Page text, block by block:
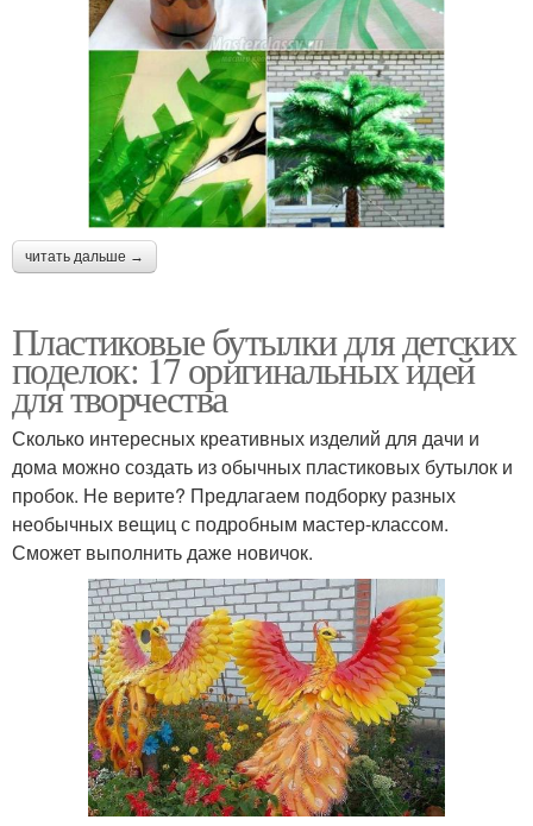
читать дальше →
Пластиковые бутылки для детских
поделок: 17 оригинальных идей
для творчества
Сколько интересных креативных изделий для дачи и
дома можно создать из обычных пластиковых бутылок и
пробок. Не верите? Предлагаем подборку разных
необычных вещиц с подробным мастер-классом.
Сможет выполнить даже новичок.